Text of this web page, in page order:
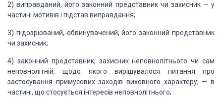
2) виправданий, його законний представник чи захисник — у
частині мотивів і підстав виправдання;
3) підозрюваний, обвинувачений, його законний представник
чи захисник;
4) законний представник, захисник неповнолітнього чи сам
неповнолітній, щодо якого вирішувалося питання про
застосування примусових заходів виховного характеру, — в
частині, що стосується інтересів неповнолітнього;